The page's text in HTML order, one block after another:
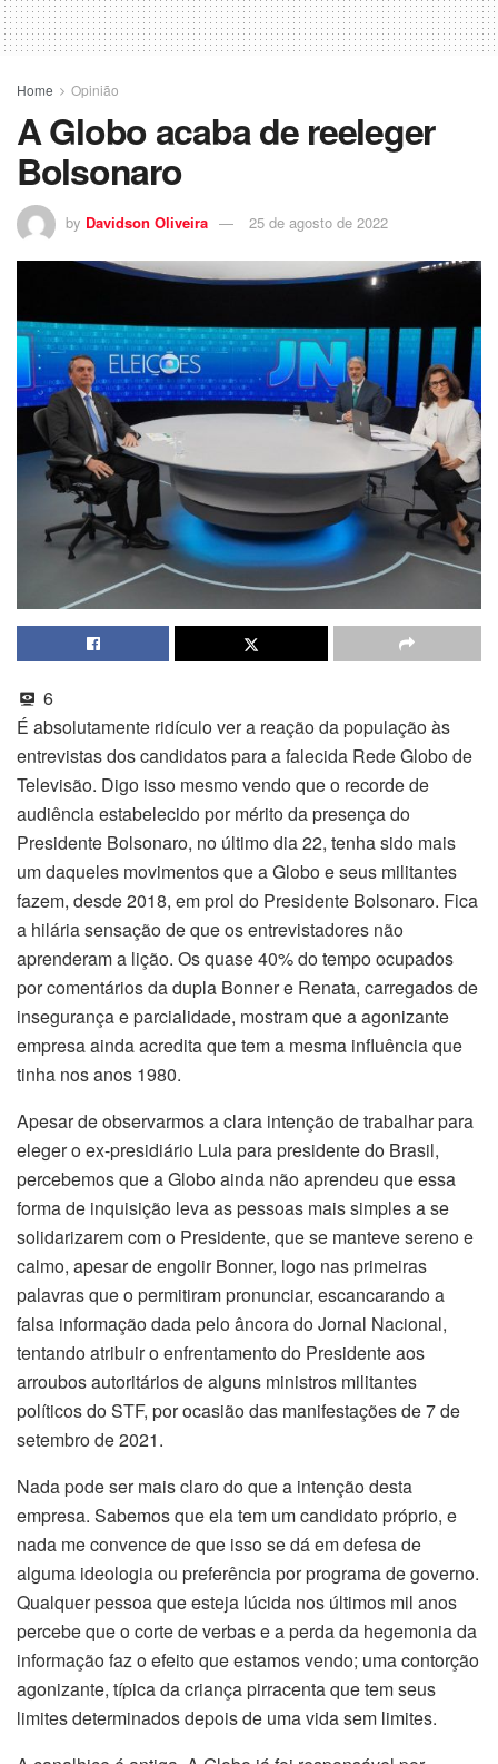
Home Opinião
A Globo acaba de reeleger
Bolsonaro
by Davidson Oliveira 25 de agosto de 2022
6
É absolutamente ridículo ver a reação da população às
entrevistas dos candidatos para a falecida Rede Globo de
Televisão. Digo isso mesmo vendo que o recorde de
audiência estabelecido por mérito da presença do
Presidente Bolsonaro, no último dia 22, tenha sido mais
um daqueles movimentos que a Globo e seus militantes
fazem, desde 2018, em prol do Presidente Bolsonaro. Fica
a hilária sensação de que os entrevistadores não
aprenderam a lição. Os quase 40% do tempo ocupados
por comentários da dupla Bonner e Renata, carregados de
insegurança e parcialidade, mostram que a agonizante
empresa ainda acredita que tem a mesma influência que
tinha nos anos 1980.
Apesar de observarmos a clara intenção de trabalhar para
eleger o ex-presidiário Lula para presidente do Brasil,
percebemos que a Globo ainda não aprendeu que essa
forma de inquisição leva as pessoas mais simples a se
solidarizarem com o Presidente, que se manteve sereno e
calmo, apesar de engolir Bonner, logo nas primeiras
palavras que o permitiram pronunciar, escancarando a
falsa informação dada pelo âncora do Jornal Nacional,
tentando atribuir o enfrentamento do Presidente aos
arroubos autoritários de alguns ministros militantes
políticos do STF, por ocasião das manifestações de 7 de
setembro de 2021.
Nada pode ser mais claro do que a intenção desta
empresa. Sabemos que ela tem um candidato próprio, e
nada me convence de que isso se dá em defesa de
alguma ideologia ou preferência por programa de governo.
Qualquer pessoa que esteja lúcida nos últimos mil anos
percebe que o corte de verbas e a perda da hegemonia da
informação faz o efeito que estamos vendo; uma contorção
agonizante, típica da criança pirracenta que tem seus
limites determinados depois de uma vida sem limites.